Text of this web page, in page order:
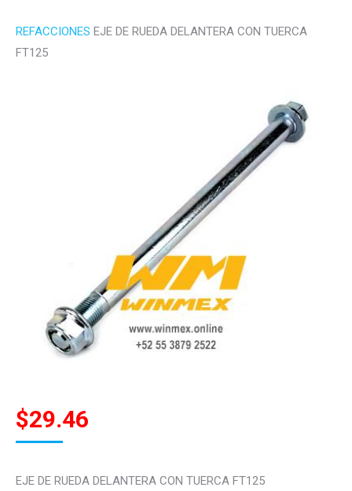
REFACCIONES EJE DE RUEDA DELANTERA CON TUERCA
FT125
$29.46
EJE DE RUEDA DELANTERA CON TUERCA FT125